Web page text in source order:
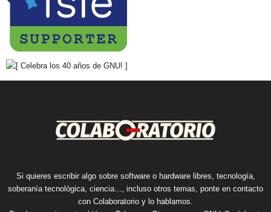
Si quieres escribir algo sobre software o hardware libres, tecnología,
soberanía tecnológica, ciencia..., incluso otros temas, ponte en contacto
con Colaboratorio y lo hablamos.